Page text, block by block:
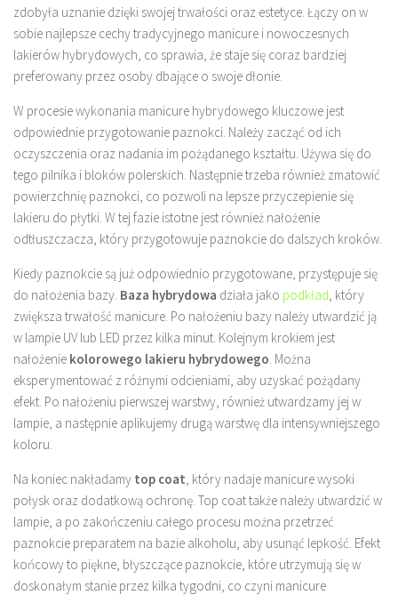
zdobyła uznanie dzięki swojej trwałości oraz estetyce. Łączy on w
sobie najlepsze cechy tradycyjnego manicure i nowoczesnych
lakierów hybrydowych, co sprawia, że staje się coraz bardziej
preferowany przez osoby dbające o swoje dłonie.
W procesie wykonania manicure hybrydowego kluczowe jest
odpowiednie przygotowanie paznokci. Należy zacząć od ich
oczyszczenia oraz nadania im pożądanego kształtu. Używa się do
tego pilnika i bloków polerskich. Następnie trzeba również zmatowić
powierzchnię paznokci, co pozwoli na lepsze przyczepienie się
lakieru do płytki. W tej fazie istotne jest również nałożenie
odtłuszczacza, który przygotowuje paznokcie do dalszych kroków.
Kiedy paznokcie są już odpowiednio przygotowane, przystępuje się
do nałożenia bazy. Baza hybrydowa działa jako podkład , który
zwiększa trwałość manicure. Po nałożeniu bazy należy utwardzić ją
w lampie UV lub LED przez kilka minut. Kolejnym krokiem jest
nałożenie kolorowego lakieru hybrydowego . Można
eksperymentować z różnymi odcieniami, aby uzyskać pożądany
efekt. Po nałożeniu pierwszej warstwy, również utwardzamy jej w
lampie, a następnie aplikujemy drugą warstwę dla intensywniejszego
koloru.
Na koniec nakładamy top coat , który nadaje manicure wysoki
połysk oraz dodatkową ochronę. Top coat także należy utwardzić w
lampie, a po zakończeniu całego procesu można przetrzeć
paznokcie preparatem na bazie alkoholu, aby usunąć lepkość. Efekt
końcowy to piękne, błyszczące paznokcie, które utrzymują się w
doskonałym stanie przez kilka tygodni, co czyni manicure